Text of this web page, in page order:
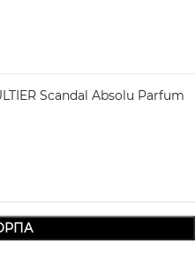
Scandal Absolu Parfum